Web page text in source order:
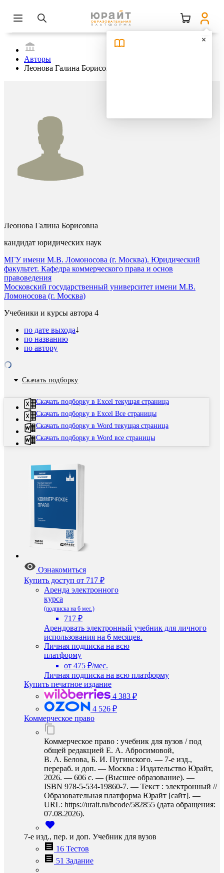
Авторы
Леонова Галина Борисовна
Леонова Галина Борисовна
кандидат юридических наук
МГУ имени М.В. Ломоносова (г. Москва). Юридический
факультет. Кафедра коммерческого права и основ
правоведения
Московский государственный университет имени М.В.
Ломоносова (г. Москва)
Учебники и курсы автора 4
по дате выхода
по названию
по автору
Скачать подборку
Скачать подборку в Excel текущая страница
Скачать подборку в Excel Все страницы
Скачать подборку в Word текущая страница
Скачать подборку в Word все страницы
Ознакомиться
Купить доступ от 717 ₽
Аренда электронного
курса
(подписка на 6 мес.)
717 ₽
Арендовать электронный учебник для личного
использования на 6 месяцев.
Личная подписка на всю
платформу
от 475 ₽/мес.
Личная подписка на всю платформу
Купить печатное издание
4 383 ₽
4 526 ₽
Коммерческое право
Коммерческое право : учебник для вузов / под
общей редакцией Е. А. Абросимовой,
В. А. Белова, Б. И. Пугинского. — 7-е изд.,
перераб. и доп. — Москва : Издательство Юрайт,
2026. — 606 с. — (Высшее образование). —
ISBN 978-5-534-19860-7. — Текст : электронный //
Образовательная платформа Юрайт [сайт]. —
URL: https://urait.ru/bcode/582855 (дата обращения:
07.08.2026).
7-е изд., пер. и доп. Учебник для вузов
16 Тестов
51 Задание